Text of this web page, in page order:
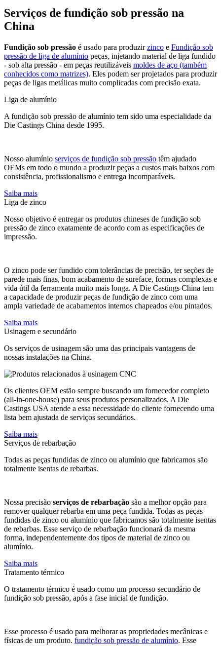
Serviços de fundição sob pressão na
China
Fundição sob pressão é usado para produzirzinco e Fundição sob
pressão de liga de alumínio peças, injetando material de liga fundido
- sob alta pressão - em peças reutilizáveis moldes de aço (também
conhecidos como matrizes). Eles podem ser projetados para produzir
peças de ligas metálicas muito complicadas com precisão exata.
Liga de alumínio
A fundição sob pressão de alumínio tem sido uma especialidade da
Die Castings China desde 1995.
Nosso alumínio serviços de fundição sob pressão têm ajudado
OEMs em todo o mundo a produzir peças a custos mais baixos com
consistência, profissionalismo e entrega incomparáveis.
Saiba mais
Liga de zinco
Nosso objetivo é entregar os produtos chineses de fundição sob
pressão de zinco exatamente de acordo com as especificações de
impressão.
O zinco pode ser fundido com tolerâncias de precisão, ter seções de
parede mais finas, bom acabamento de sureface, formas complexas e
vida útil da ferramenta muito mais longa. A Die Castings China tem
a capacidade de produzir peças de fundição de zinco com uma
ampla variedade de acabamentos internos chapeados e/ou pintados.
Saiba mais
Usinagem e secundário
Os serviços de usinagem são uma das principais vantagens de
nossas instalações na China.
Os clientes OEM estão sempre buscando um fornecedor completo
(all-in-one-house) para seus produtos personalizados. A Die
Castings USA atende a essa necessidade do cliente fornecendo uma
lista bem ajustada de serviços secundários.
Saiba mais
Serviços de rebarbação
Todas as peças fundidas de zinco ou alumínio que fabricamos são
totalmente isentas de rebarbas.
Nossa precisão serviços de rebarbação são a melhor opção para
remover qualquer rebarba em uma peça fundida. Todas as peças
fundidas de zinco ou alumínio que fabricamos são totalmente isentas
de rebarbas. Esse serviço de rebarbação funcionará da mesma
forma, independentemente dos tipos de material de zinco ou
alumínio.
Saiba mais
Tratamento térmico
O tratamento térmico é usado como um processo secundário de
fundição sob pressão, após a fase inicial de fundição.
Esse processo é usado para melhorar as propriedades mecânicas e
físicas de um produto. fundição sob pressão de alumínio. Esse